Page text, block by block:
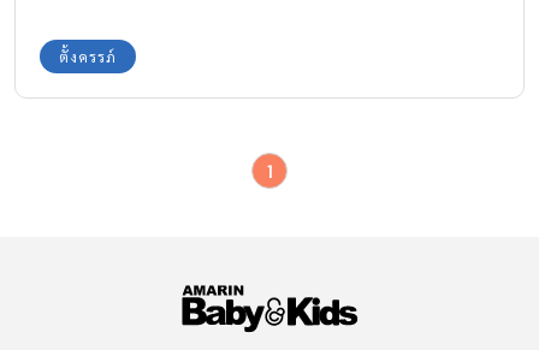
อันตรายต่อลูกในท้อง
ตั้งครรภ์
1